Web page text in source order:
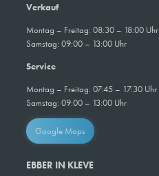
Verkauf
Montag – Freitag: 08:30 – 18:00 Uhr
Samstag: 09:00 – 13:00 Uhr
Service
Montag – Freitag: 07:45 – 17:30 Uhr
Samstag:09:00 – 13:00 Uhr
Google Maps
EBBER IN KLEVE